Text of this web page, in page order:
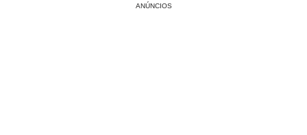
ANÚNCIOS